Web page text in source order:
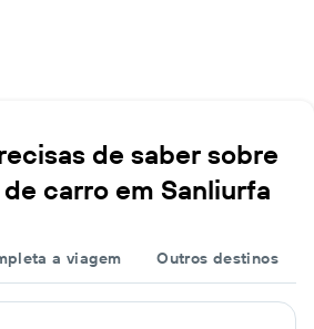
de saber sobre
carro em Sanliurfa
a viagem Outros destinos